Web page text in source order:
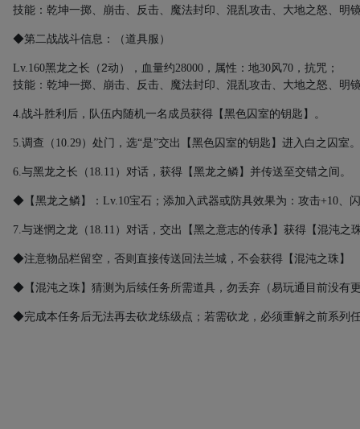
技能：乾坤一掷、崩击、反击、魔法封印、混乱攻击、大地之怒、明
◆第二战战斗信息：（道具服）
Lv.160黑龙之长 （ 2动） ，血量约28000 ，属性：地30风70 ，抗咒；
技能：乾坤一掷、崩击、反击、魔法封印、混乱攻击、大地之怒、明
4.战斗胜利后，队伍内随机一名成员获得【黑色囚室的钥匙】。
5.调查（ 10.29）处门，选“是”交出【黑色囚室的钥匙】进入白之囚室。
6.与黑龙之长（ 18.11 ）对话，获得【黑龙之鳞】并传送至交错之间。
◆【黑龙之鳞】： Lv.10宝石；添加入武器或防具效果为：攻击+10、
7.与迷惘之龙（ 18.11 ）对话，交出【黑之意志的传承】获得【混沌之
◆注意物品栏留空，否则直接传送回法兰城，不会获得【混沌之珠】
◆ 【混沌之珠】猜测为后续任务所需道具，勿丢弃（易玩通目前没有
◆完成本任务后无法再去砍龙练级点；若需砍龙，必须重解之前系列